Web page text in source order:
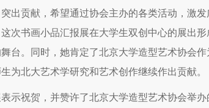
出贡献，希望通过协会主办的各类活动，激
次书画小品汇报展在大学生双创中心的展出
台。同时，她肯定了北京大学造型艺术协会作
为北大艺术学研究和艺术创作继续作出贡献。
示祝贺，并赞许了北京大学造型艺术协会举